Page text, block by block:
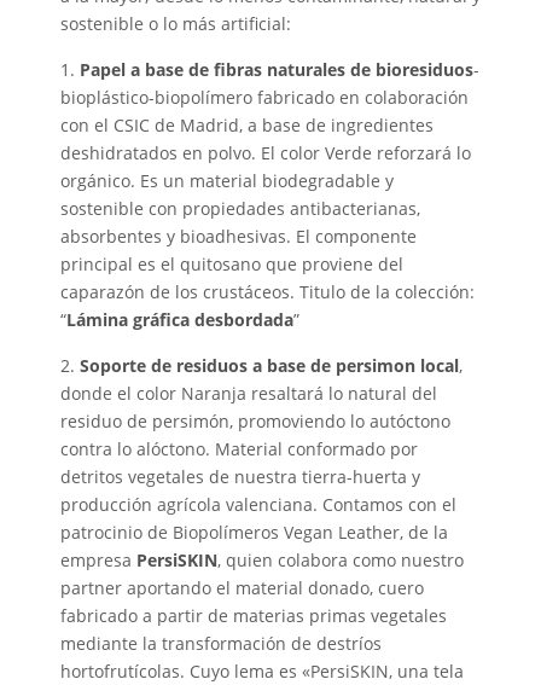
sostenible o lo más artificial:
1. Papel a base de fibras naturales de bioresiduos-
bioplástico-biopolímero fabricado en colaboración
con el CSIC de Madrid, a base de ingredientes
deshidratados en polvo. El color Verde reforzará lo
orgánico. Es un material biodegradable y
sostenible con propiedades antibacterianas,
absorbentes y bioadhesivas. El componente
principal es el quitosano que proviene del
caparazón de los crustáceos. Titulo de la colección:
“Lámina gráfica desbordada”
2. Soporte de residuos a base de persimon local,
donde el color Naranja resaltará lo natural del
residuo de persimón, promoviendo lo autóctono
contra lo alóctono. Material conformado por
detritos vegetales de nuestra tierra-huerta y
producción agrícola valenciana. Contamos con el
patrocinio de Biopolímeros Vegan Leather, de la
empresa PersiSKIN, quien colabora como nuestro
partner aportando el material donado, cuero
fabricado a partir de materias primas vegetales
mediante la transformación de destríos
hortofrutícolas. Cuyo lema es «PersiSKIN, una tela